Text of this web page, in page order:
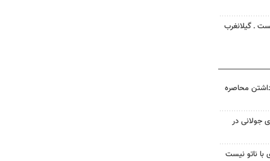
ـ گیلانغرب
محاصره
جولانی در
با ناتو نیست